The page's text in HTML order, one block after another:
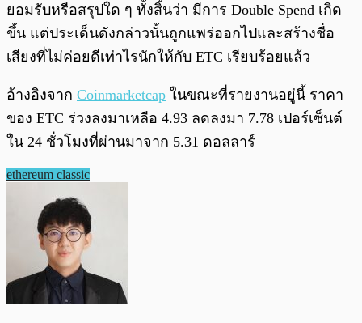
ยอมรับหรือสรุปใด ๆ ทั้งสิ้นว่า มีการ Double Spend เกิด
ขึ้น แต่ประเด็นดังกล่าวนั้นถูกแพร่ออกไปและสร้างชื่อ
เสียงที่ไม่ค่อยดีเท่าไรนักให้กับ ETC เรียบร้อยแล้ว
อ้างอิงจาก Coinmarketcap ในขณะที่รายงานอยู่นี้ ราคา
ของ ETC ร่วงลงมาเหลือ 4.93 ลดลงมา 7.78 เปอร์เซ็นต์
ใน 24 ชั่วโมงที่ผ่านมาจาก 5.31 ดอลลาร์
ethereum classic